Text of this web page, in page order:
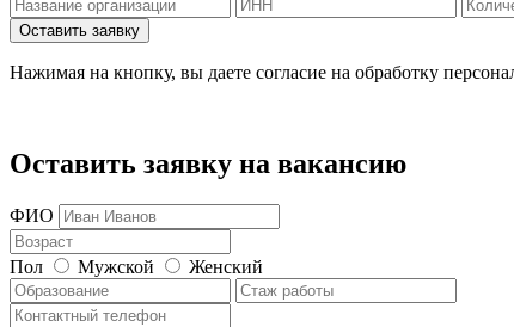
Нажимая на кнопку, вы даете согласие на обработку
Оставить заявку на вакансию
ФИО
Пол Мужской Женский